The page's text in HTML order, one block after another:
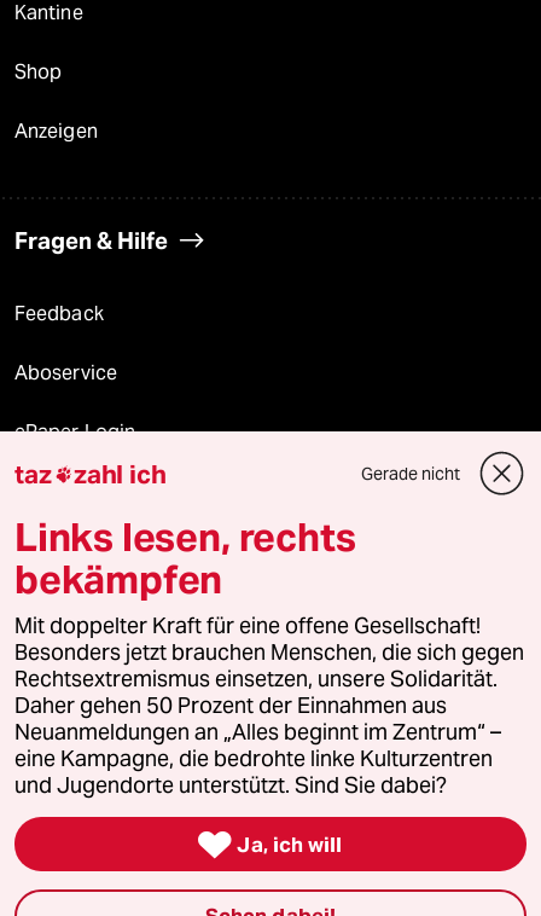
Kantine
Shop
Anzeigen
Fragen & Hilfe
Feedback
Aboservice
ePaper Login
Downloads für Abonnierende
© 2026 taz Verlags und Vertriebs GmbH
Alle Rechte vorbehalten. Bei rechtlichen Fragen oder für Genehmigungen
wenden Sie sich bitte an lizenzen@taz.de
Feedback Redaktionsstatut Kommune-Richtlinien
Leitlinie Informant Datenschutz Impressum AGB
Seitenwende Einwilligungen widerrufen (Ads)
taz zahl ich Gerade nicht
Links lesen, rechts
bekämpfen
Mit doppelter Kraft für eine offene Gesellschaft!
Besonders jetzt brauchen Menschen, die sich gegen
Rechtsextremismus einsetzen, unsere Solidarität.
Daher gehen 50 Prozent der Einnahmen aus
Neuanmeldungen an „Alles beginnt im Zentrum“ –
eine Kampagne, die bedrohte linke Kulturzentren
und Jugendorte unterstützt. Sind Sie dabei?
 Ja, ich will